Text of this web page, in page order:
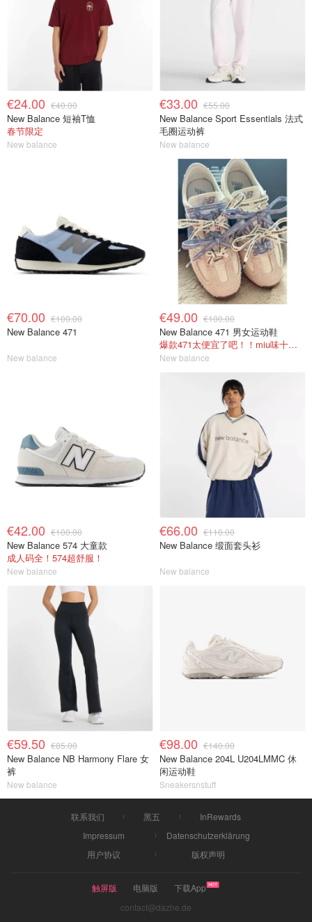
€24.00 €40.00
New Balance 短袖T恤
春节限定
New balance
€33.00 €55.00
New Balance Sport Essentials 法式
毛圈运动裤
New balance
€70.00 €100.00
New Balance 471
New balance
€49.00 €100.00
New Balance 471 男女运动鞋
爆款471太便宜了吧！！miu味十足！
New balance
€42.00 €100.00
New Balance 574 大童款
成人码全！574超舒服！
New balance
€66.00 €110.00
New Balance 缎面套头衫
New balance
€59.50 €85.00
New Balance NB Harmony Flare 女
裤
New balance
€98.00 €140.00
New Balance 204L U204LMMC 休
闲运动鞋
Sneakersnstuff
联系我们 黑五
InRewards
Impressum
Datenschutzerklärung
用户协议
版权声明
触屏版 电脑版
下载App
contact@dazhe.de